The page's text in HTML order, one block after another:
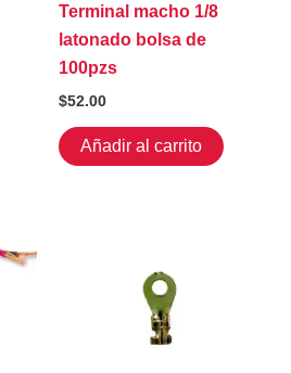
Terminal macho 1/8
latonado bolsa de
100pzs
$52.00
Añadir al carrito